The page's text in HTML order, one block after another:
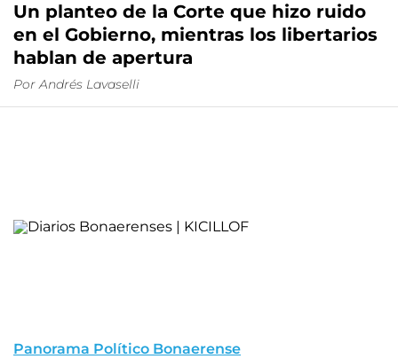
Un planteo de la Corte que hizo ruido
en el Gobierno, mientras los libertarios
hablan de apertura
Por Andrés Lavaselli
Panorama Político Bonaerense